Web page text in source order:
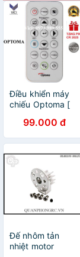
Điều khiển máy
chiếu Optoma [
Chiếu Chính
Hãng ]
99.000 đ
Đế nhôm tản
nhiệt motor